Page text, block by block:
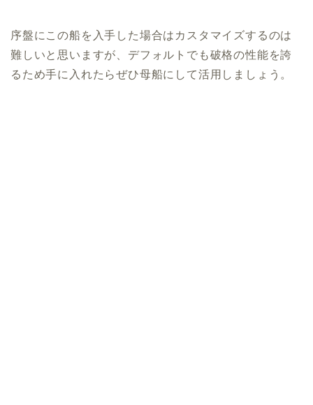
序盤にこの船を入手した場合はカスタマイズするのは
難しいと思いますが、デフォルトでも破格の性能を誇
るため手に入れたらぜひ母船にして活用しましょう。